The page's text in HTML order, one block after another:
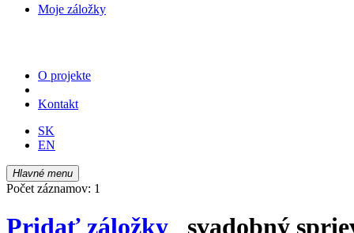
Moje záložky
O projekte
Kontakt
SK
EN
Hlavné menu
Počet záznamov: 1
Pridať záložky svadobný